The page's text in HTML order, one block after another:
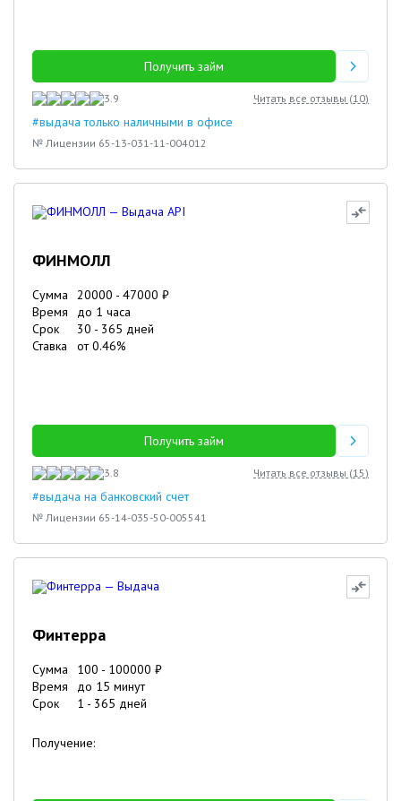
Получить займ
3.9 Читать все отзывы (10)
#выдача только наличными в офисе
№ Лицензии 65-13-031-11-004012
ФИНМОЛЛ
Сумма 20000 - 47000 ₽
Время
до 1 часа
Срок
30 - 365 дней
Ставка
от0.46%
Получить займ
3.8 Читать все отзывы (15)
#выдача на банковский счет
№ Лицензии 65-14-035-50-005541
Финтерра
Сумма 100 - 100000 ₽
Время
до 15 минут
Срок
1 - 365 дней
Получение: